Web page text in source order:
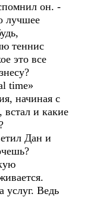
он. -
лучшее
теннис
это все
time»
начиная с
встал и какие
Дан и
услуг. Ведь